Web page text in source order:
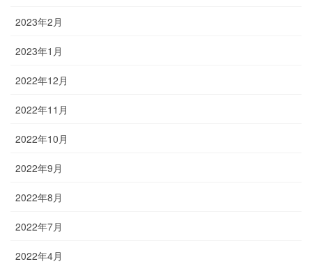
2023年2月
2023年1月
2022年12月
2022年11月
2022年10月
2022年9月
2022年8月
2022年7月
2022年4月